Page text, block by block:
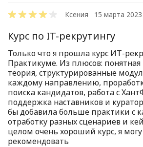
Ксения 15 марта 2023
Курс по IT-рекрутингу
Только что я прошла курс ИТ-
Практикуме. Из плюсов: понятная
теория, структурированные
каждому направлению,
поиска кандидатов, работа с
поддержка наставников и
бы добавила больше практики с
отработку разных сценариев и
целом очень хороший курс, я могу
рекомендовать